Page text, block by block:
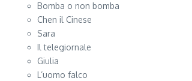
Bomba o non bomba
Chen il Cinese
Sara
Il telegiornale
Giulia
L’uomo falco